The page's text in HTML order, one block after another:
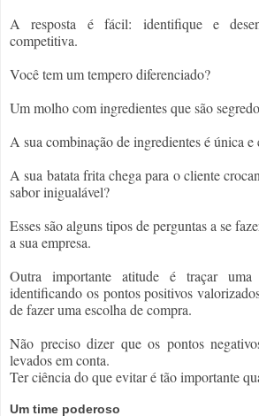
A resposta é fácil: identifique e
competitiva.
Você tem um tempero diferenciado?
Um molho com ingredientes que são
A sua combinação de ingredientes é única e
A sua batata frita chega para o cliente
sabor inigualável?
Esses são alguns tipos de perguntas a se
a sua empresa.
Outra importante atitude é traçar uma
identificando os pontos positivos
de fazer uma escolha de compra.
Não preciso dizer que os pontos
levados em conta.
Ter ciência do que evitar é tão importante
Um time poderoso